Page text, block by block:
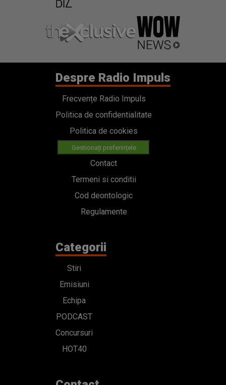
Despre Radio Impuls
Frecvențe Radio Impuls
Politica de confidentialitate
Politica de cookies
Gestionați preferințele
Contact
Termeni si conditii
Cod deontologic
Regulamente
Categorii
Stiri
Emisiuni
Echipa
PODCAST
Concursuri
HOT40